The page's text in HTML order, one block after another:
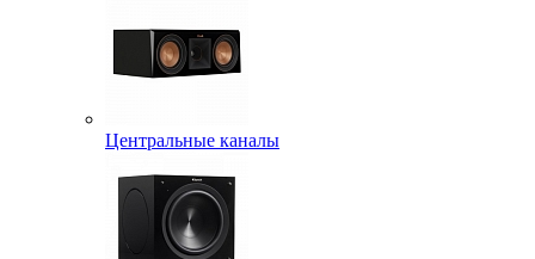
Центральные каналы